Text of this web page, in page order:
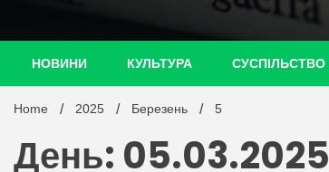
НОВИНИ КУЛЬТУРА СУСПІЛЬСТВО
Home 2025 Березень 5
День: 05.03.2025